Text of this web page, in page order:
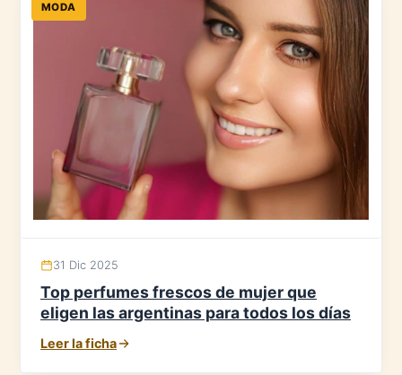
MODA
31 Dic 2025
Top perfumes frescos de mujer que
eligen las argentinas para todos los días
Leer la ficha